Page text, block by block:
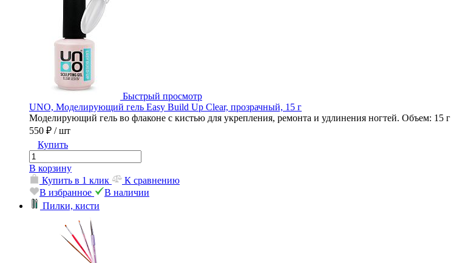
Быстрый просмотр
UNO, Моделирующий гель Easy Build Up Clear, прозрачный, 15 г
Моделирующий гель во флаконе с кистью для укрепления, ремонта и удлинения ногтей. Объем: 15 г
550 ₽ / шт
Купить
В корзину
Купить в 1 клик
К сравнению
В избранное
В наличии
Пилки, кисти